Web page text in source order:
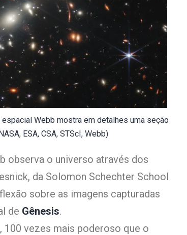
Webb mostra em detalhes uma seção
ESA, CSA, STScI, Webb)
observa o universo através dos
da Solomon Schechter School
sobre as imagens capturadas
de Gênesis.
, 100 vezes mais poderoso que o